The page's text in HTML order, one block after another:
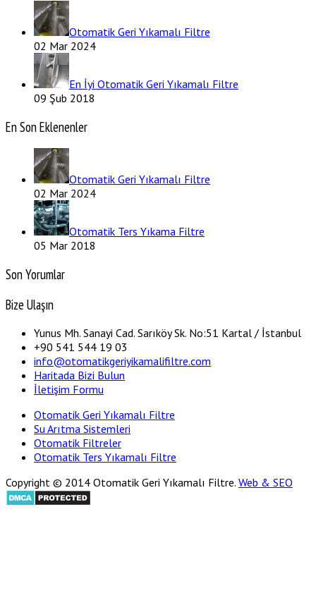
Otomatik Geri Yıkamalı Filtre
02 Mar 2024
En İyi Otomatik Geri Yıkamalı Filtre
09 Şub 2018
En Son Eklenenler
Otomatik Geri Yıkamalı Filtre
02 Mar 2024
Otomatik Ters Yıkama Filtre
05 Mar 2018
Son Yorumlar
Bize Ulaşın
Yunus Mh. Sanayi Cad. Sarıköy Sk. No:51 Kartal / İstanbul
+90 541 544 19 03
info@otomatikgeriyikamalifiltre.com
Haritada Bizi Bulun
İletişim Formu
Otomatik Geri Yıkamalı Filtre
Su Arıtma Sistemleri
Otomatik Filtreler
Otomatik Ters Yıkamalı Filtre
Copyright © 2014 Otomatik Geri Yıkamalı Filtre. Web & SEO